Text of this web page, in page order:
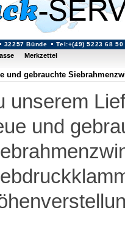
32257 Bünde Tel:+(49) 5223 68 50
Merkzettel
und gebrauchte
unserem
und